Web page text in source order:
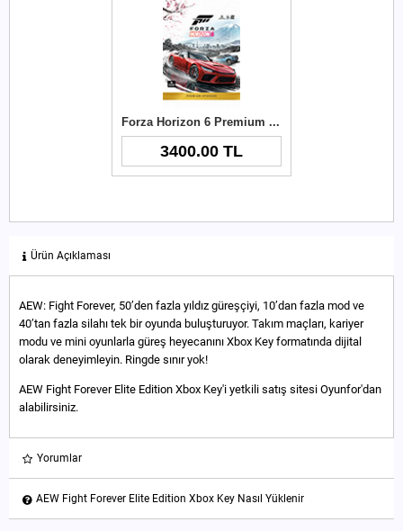
Forza Horizon 6 Premium Upgrade Xbox Key
3400.00 TL
Ürün Açıklaması
AEW: Fight Forever, 50’den fazla yıldız güreşçiyi, 10’dan fazla mod ve
40’tan fazla silahı tek bir oyunda buluşturuyor. Takım maçları, kariyer
modu ve mini oyunlarla güreş heyecanını Xbox Key formatında dijital
olarak deneyimleyin. Ringde sınır yok!
AEW Fight Forever Elite Edition Xbox Key'i yetkili satış sitesi Oyunfor'dan
alabilirsiniz.
Yorumlar
AEW Fight Forever Elite Edition Xbox Key Nasıl Yüklenir